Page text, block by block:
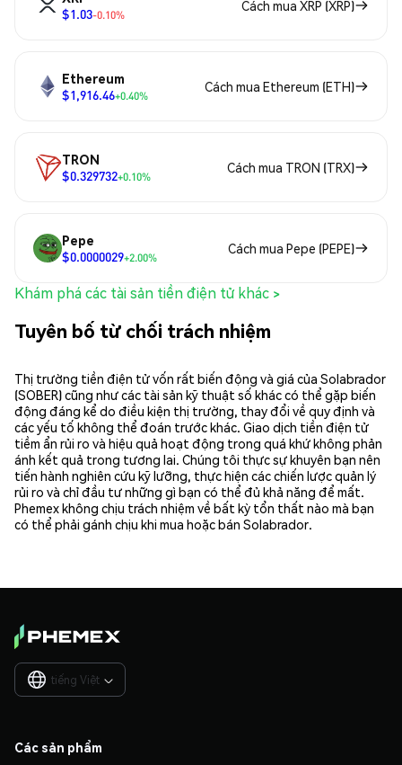
$1.03-0.10%
Cách mua XRP (XRP)
Ethereum
$1,916.46+0.40%
Cách mua Ethereum (ETH)
TRON
$0.329732+0.10%
Cách mua TRON (TRX)
Pepe
$0.0000029+2.00%
Cách mua Pepe (PEPE)
Khám phá các tài sản tiền điện tử khác >
Tuyên bố từ chối trách nhiệm
Thị trường tiền điện tử vốn rất biến động và giá của Solabrador
(SOBER) cũng như các tài sản kỹ thuật số khác có thể gặp biến
động đáng kể do điều kiện thị trường, thay đổi về quy định và
các yếu tố không thể đoán trước khác. Giao dịch tiền điện tử
tiềm ẩn rủi ro và hiệu quả hoạt động trong quá khứ không phản
ánh kết quả trong tương lai. Chúng tôi thực sự khuyên bạn nên
tiến hành nghiên cứu kỹ lưỡng, thực hiện các chiến lược quản lý
rủi ro và chỉ đầu tư những gì bạn có thể đủ khả năng để mất.
Phemex không chịu trách nhiệm về bất kỳ tổn thất nào mà bạn
có thể phải gánh chịu khi mua hoặc bán Solabrador.
tiếng Việt 
Các sản phẩm